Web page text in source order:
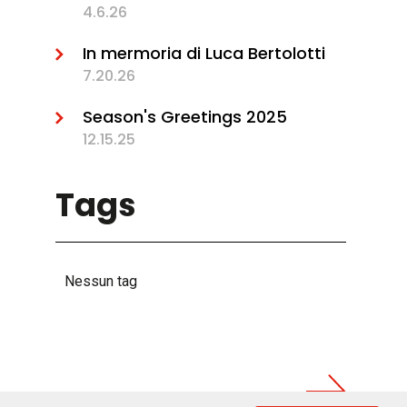
4.6.26
In mermoria di Luca Bertolotti
7.20.26
Season's Greetings 2025
12.15.25
Tags
Nessun tag